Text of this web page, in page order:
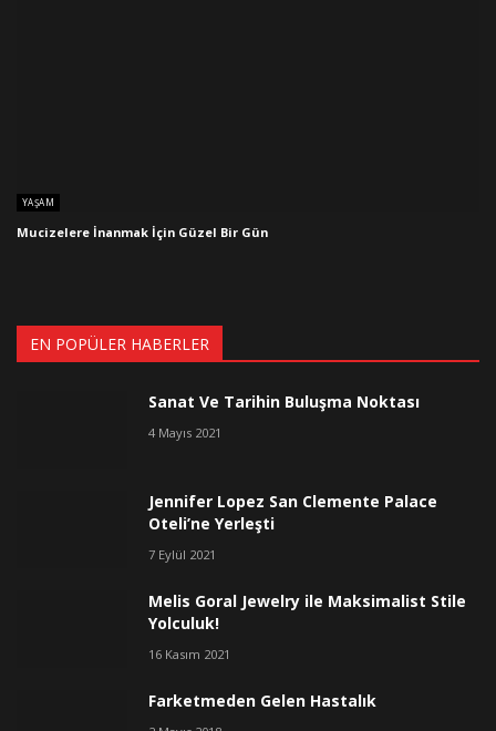
YAŞAM
Mucizelere İnanmak İçin Güzel Bir Gün
EN POPÜLER HABERLER
Sanat Ve Tarihin Buluşma Noktası
4 Mayıs 2021
Jennifer Lopez San Clemente Palace
Oteli’ne Yerleşti
7 Eylül 2021
Melis Goral Jewelry ile Maksimalist Stile
Yolculuk!
16 Kasım 2021
Farketmeden Gelen Hastalık